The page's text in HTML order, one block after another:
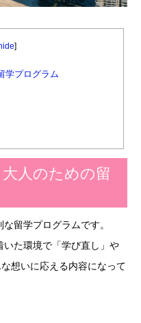
]
学プログラム
人のための留
留学プログラムです。
た環境で「学び直し」や
想いに応える内容になって